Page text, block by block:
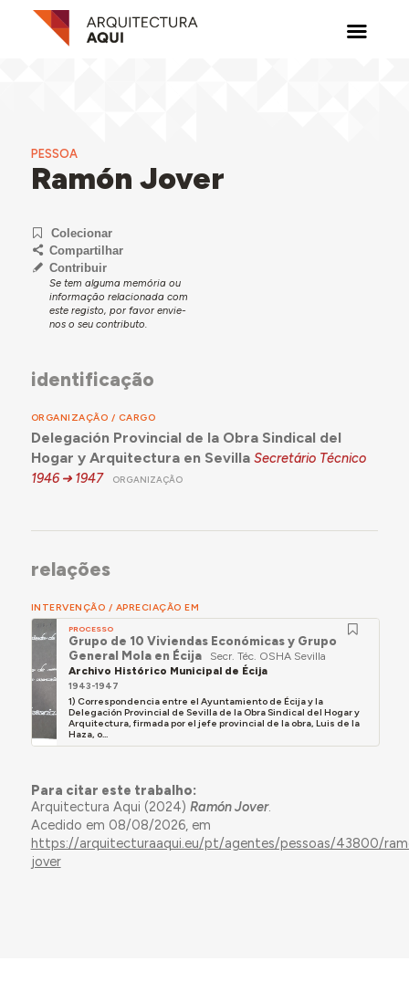
PESSOA
Ramón Jover
Colecionar
Compartilhar
Contribuir
Se tem alguma memória ou
informação relacionada com
este registo, por favor envie-
nos o seu contributo.
identificação
ORGANIZAÇÃO / CARGO
Delegación Provincial de la Obra Sindical del
Hogar y Arquitectura en Sevilla Secretário Técnico
1946
1947 ORGANIZAÇÃO
relações
INTERVENÇÃO / APRECIAÇÃO EM
PROCESSO
Grupo de 10 Viviendas Económicas y Grupo
General Mola en Écija
Secr. Téc. OSHA Sevilla
Archivo Histórico Municipal de Écija
1943-1947
1) Correspondencia entre el Ayuntamiento de Écija y la
Delegación Provincial de Sevilla de la Obra Sindical del Hogar y
Arquitectura, firmada por el jefe provincial de la obra, Luis de la
Haza, o...
Para citar este trabalho:
Arquitectura Aqui (2024) Ramón Jover.
Acedido em 08/08/2026, em
https://arquitecturaaqui.eu/pt/agentes/pessoas/43800/
jover